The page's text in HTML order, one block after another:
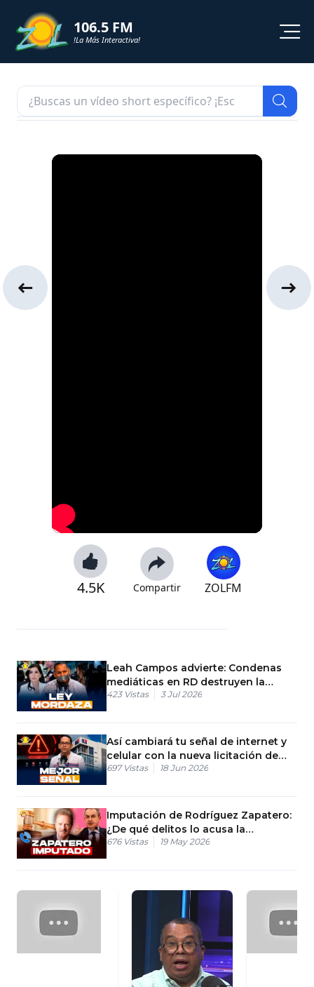
106.5 FM
!La Más Interactiva!
NOTICIAS
ZOL TV
4.5K Compartir ZOLFM
Leah Campos advierte: Condenas
mediáticas en RD destruyen la
justicia
423 Vistas 3 Jul 2026
Así cambiará tu señal de internet y
celular con la nueva licitación de
Indotel
697 Vistas 18 Jun 2026
Imputación de Rodríguez Zapatero:
¿De qué delitos lo acusa la
Audiencia Nacional?
676 Vistas 19 May 2026